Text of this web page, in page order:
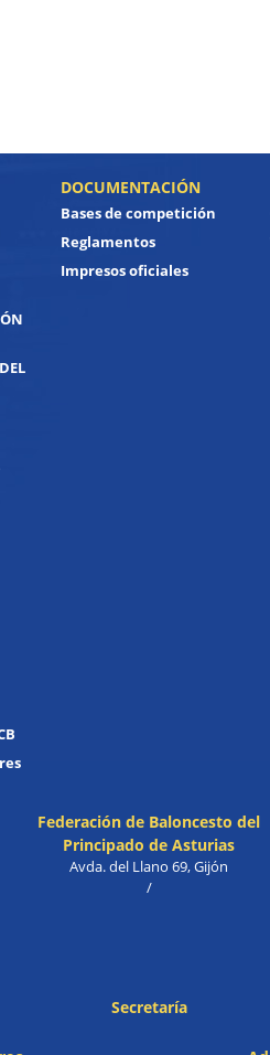
DOCUMENTACIÓN
Bases de competición
Reglamentos
Impresos oficiales
Federación de Baloncesto del
Principado de Asturias
Avda. del Llano 69, Gijón
/
Secretaría